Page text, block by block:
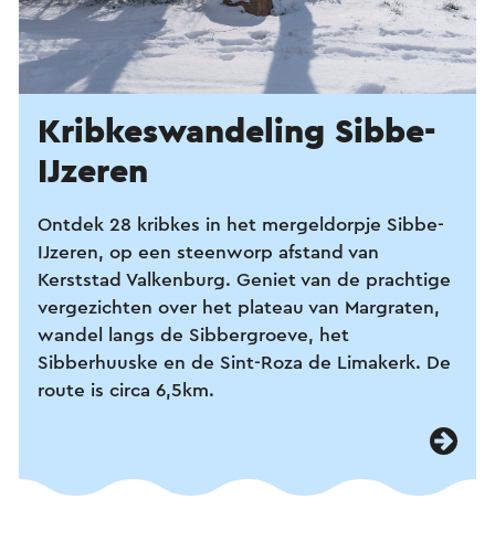
Kribkes­wandeling Sibbe-
IJzeren
Ontdek 28 kribkes in het mergeldorpje Sibbe-
IJzeren, op een steenworp afstand van
Kerststad Valkenburg. Geniet van de prachtige
vergezichten over het plateau van Margraten,
wandel langs de Sibbergroeve, het
Sibberhuuske en de Sint-Roza de Limakerk. De
route is circa 6,5km.